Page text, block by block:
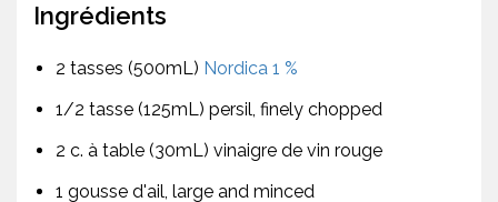
Ingrédients
2 tasses (500mL) Nordica 1 %
1/2 tasse (125mL) persil, finely chopped
2 c. à table (30mL) vinaigre de vin rouge
1 gousse d'ail, large and minced